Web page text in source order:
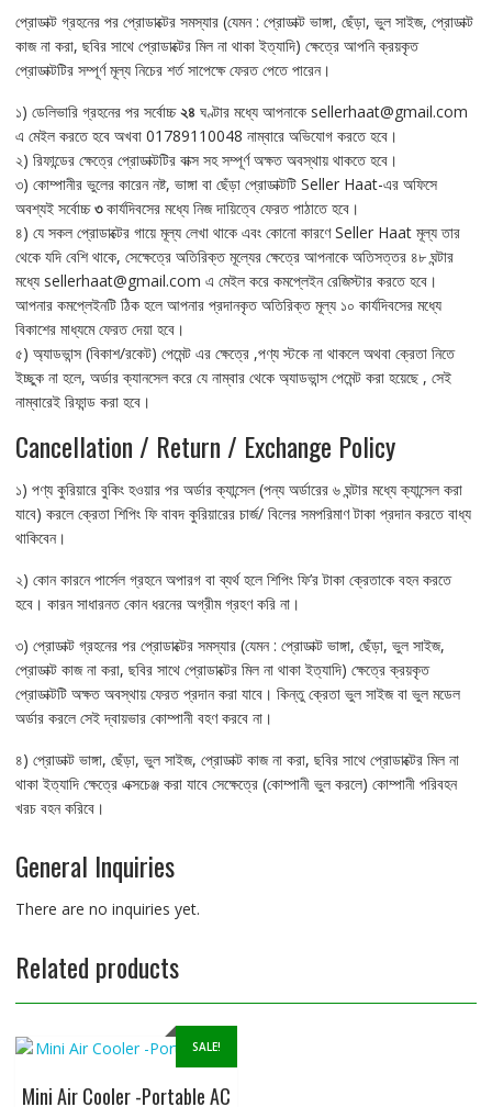
প্রোডাক্ট গ্রহনের পর প্রোডাক্টের সমস্যার (যেমন : প্রোডাক্ট ভাঙ্গা, ছেঁড়া, ভুল সাইজ, প্রোডাক্ট
কাজ না করা, ছবির সাথে প্রোডাক্টের মিল না থাকা ইত্যাদি) ক্ষেত্রে আপনি ক্রয়কৃত
প্রোডাক্টটির সম্পূর্ণ মূল্য নিচের শর্ত সাপেক্ষে ফেরত পেতে পারেন।
১) ডেলিভারি গ্রহনের পর সর্বোচ্চ২৪ ঘণ্টার মধ্যে আপনাকে sellerhaat@gmail.com
এ মেইল করতে হবে অখবা 01789110048 নাম্বারে অভিযোগ করতে হবে।
২) রিফান্ডের ক্ষেত্রে প্রোডাক্টটির বাক্স সহ সম্পূর্ণ অক্ষত অবস্থায় থাকতে হবে।
৩) কোম্পানীর ভুলের কারেন নষ্ট, ভাঙ্গা বা ছেঁড়া প্রোডাক্টটি Seller Haat-এর অফিসে
অবশ্যই সর্বোচ্চ৩কার্যদিবসের মধ্যে নিজ দায়িত্বে ফেরত পাঠাতে হবে।
৪) যে সকল প্রোডাক্টের গায়ে মূল্য লেখা থাকে এবং কোনো কারণে Seller Haat মূল্য তার
থেকে যদি বেশি থাকে, সেক্ষেত্রে অতিরিক্ত মূল্যের ক্ষেত্রে আপনাকে অতিসত্তর ৪৮ ঘন্টার
মধ্যে sellerhaat@gmail.com এ মেইল করে কমপ্লেইন রেজিস্টার করতে হবে।
আপনার কমপ্লেইনটি ঠিক হলে আপনার প্রদানকৃত অতিরিক্ত মূল্য ১০ কার্যদিবসের মধ্যে
বিকাশের মাধ্যমে ফেরত দেয়া হবে।
৫) অ্যাডভান্স (বিকাশ/রকেট) পেমেন্ট এর ক্ষেত্রে ,পণ্য স্টকে না থাকলে অথবা ক্রেতা নিতে
ইচ্ছুক না হলে, অর্ডার ক্যানসেল করে যে নাম্বার থেকে অ্যাডভান্স পেমেন্ট করা হয়েছে , সেই
নাম্বারেই রিফান্ড করা হবে।
Cancellation / Return / Exchange Policy
১) পণ্য কুরিয়ারে বুকিং হওয়ার পর অর্ডার ক্যান্সেল (পন্য অর্ডারের ৬ ঘন্টার মধ্যে ক্যান্সেল করা
যাবে) করলে ক্রেতা শিপিং ফি বাবদ কুরিয়ারের চার্জ/ বিলের সমপরিমাণ টাকা প্রদান করতে বাধ্য
থাকিবেন।
২) কোন কারনে পার্সেল গ্রহনে অপারগ বা ব্যর্থ হলে শিপিং ফি’র টাকা ক্রেতাকে বহন করতে
হবে। কারন সাধারনত কোন ধরনের অগ্রীম গ্রহণ করি না।
৩) প্রোডাক্ট গ্রহনের পর প্রোডাক্টের সমস্যার (যেমন : প্রোডাক্ট ভাঙ্গা, ছেঁড়া, ভুল সাইজ,
প্রোডাক্ট কাজ না করা, ছবির সাথে প্রোডাক্টের মিল না থাকা ইত্যাদি) ক্ষেত্রে ক্রয়কৃত
প্রোডাক্টটি অক্ষত অবস্থায় ফেরত প্রদান করা যাবে। কিন্তু ক্রেতা ভুল সাইজ বা ভুল মডেল
অর্ডার করলে সেই দ্বায়ভার কোম্পানী বহণ করবে না।
৪) প্রোডাক্ট ভাঙ্গা, ছেঁড়া, ভুল সাইজ, প্রোডাক্ট কাজ না করা, ছবির সাথে প্রোডাক্টের মিল না
থাকা ইত্যাদি ক্ষেত্রে এক্সচেঞ্জ করা যাবে সেক্ষেত্রে (কোম্পানী ভুল করলে) কোম্পানী পরিবহন
খরচ বহন করিবে।
General Inquiries
There are no inquiries yet.
Related products
SALE!
Mini Air Cooler -Portable AC